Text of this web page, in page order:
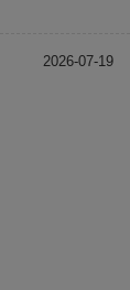
2026-07-19